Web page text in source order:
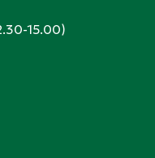
15.00)